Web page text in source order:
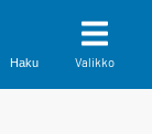
Haku Valikko